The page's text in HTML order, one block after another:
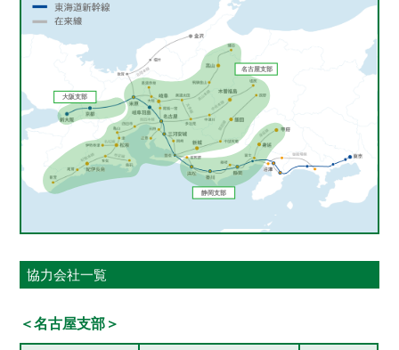
大阪支部
静岡支部
名古屋支部
協力会社一覧
＜名古屋支部＞